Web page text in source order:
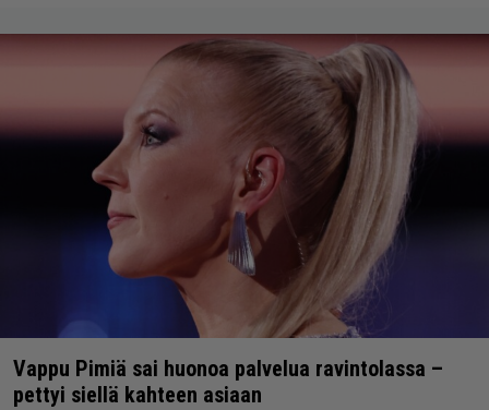
Vappu Pimiä sai huonoa palvelua ravintolassa –
pettyi siellä kahteen asiaan